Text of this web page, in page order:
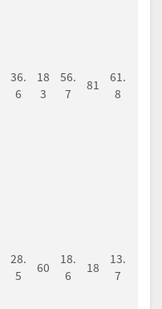
36.
6
18
3
56.
7
81
61.
8
28.
5
60
18.
6
18
13.
7